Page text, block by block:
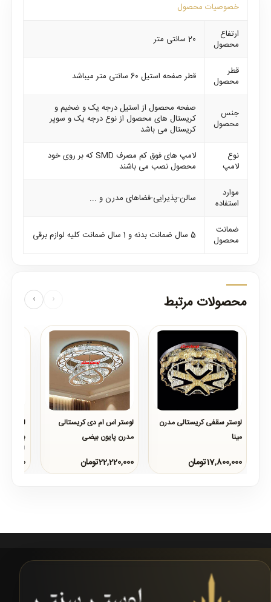
خصوصیات محصول
ارتفاع
محصول
20 سانتی متر
قطر
محصول
قطر صفحه استیل 60 سانتی متر میباشد
جنس
محصول
صفحه محصول از استیل درجه یک و ضخیم و
کریستال های محصول از نوع درجه یک و سوپر
کریستال می باشد
نوع
لامپ
لامپ های فوق کم مصرف SMD که بر روی خود
محصول نصب می باشند
موارد
استفاده
سالن-پذیرایی-فضاهای مدرن و ...
ضمانت
محصول
5 سال ضمانت بدنه و 1 سال ضمانت کلیه لوازم برقی
محصولات مرتبط ‹
›
لوستر سقفی کریستالی مدرن
مینا
..
17,800,000تومان
لوستر اس ام دی کریستالی
مدرن پایون بیضی
..
22,220,000تومان
لوستر
بیژن
لوستر